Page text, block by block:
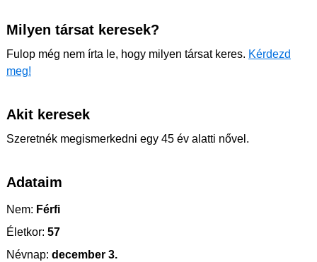
Milyen társat keresek?
Fulop még nem írta le, hogy milyen társat keres. Kérdezd
meg!
Akit keresek
Szeretnék megismerkedni egy 45 év alatti nővel.
Adataim
Nem: Férfi
Életkor: 57
Névnap: december 3.